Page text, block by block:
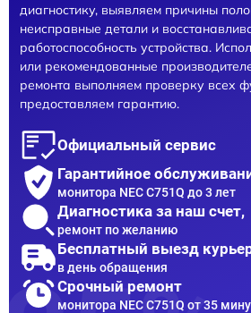
диагностику, выявляем причины
неисправные детали и
работоспособность устройства.
или рекомендованные
ремонта выполняем проверку всех
предоставляем гарантию.
Официальный сервис
Гарантийное
монитора NEC C751Q до 3 лет
Диагностика за наш счет,
ремонт по желанию
Бесплатный выезд
в день обращения
Срочный ремонт
монитора NEC C751Q от 35